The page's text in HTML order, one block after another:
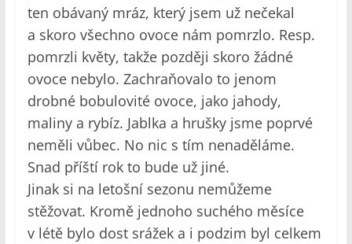
ten obávaný mráz, který jsem už nečekal
a skoro všechno ovoce nám pomrzlo. Resp.
pomrzli květy, takže později skoro žádné
ovoce nebylo. Zachraňovalo to jenom
drobné bobulovité ovoce, jako jahody,
maliny a rybíz. Jablka a hrušky jsme poprvé
neměli vůbec. No nic s tím nenaděláme.
Snad příští rok to bude už jiné.
Jinak si na letošní sezonu nemůžeme
stěžovat. Kromě jednoho suchého měsíce
v létě bylo dost srážek a i podzim byl celkem